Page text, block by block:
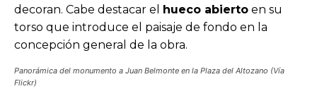
decoran. Cabe destacar el
hueco abierto en su
torso que introduce el paisaje de fondo en la
concepción general de la obra.
Panorámica del monumento a Juan Belmonte en la Plaza del Altozano (Vía
Flickr)